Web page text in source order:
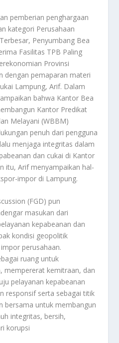
pemberian penghargaan
kategori Perusahaan
Penyumbang Bea
Fasilitas TPB Paling
Provinsi
dengan pemaparan materi
Lampung, Arif. Dalam
bahwa Kantor Bea
Kantor Predikat
Melayani (WBBM)
penuh dari pengguna
menjaga integritas dalam
dan cukai di Kantor
itu, Arif menyampaikan hal-
impor di Lampung.
(FGD) pun
masukan dari
kepabeanan dan
kondisi geopolitik
perusahaan.
ruang untuk
mempererat kemitraan, dan
pelayanan kepabeanan
responsif serta sebagai titik
bersama untuk membangun
integritas, bersih,
korupsi